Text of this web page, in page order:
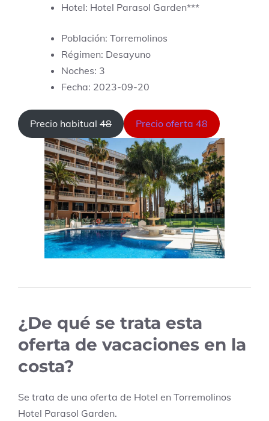
Hotel: Hotel Parasol Garden***
Población: Torremolinos
Régimen: Desayuno
Noches: 3
Fecha: 2023-09-20
Precio habitual 48 Precio oferta 48
¿De qué se trata esta
oferta de vacaciones en la
costa?
Se trata de una oferta de Hotel en Torremolinos
Hotel Parasol Garden.